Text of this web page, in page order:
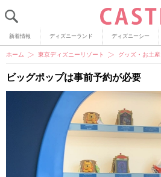
新着情報 ディズニーランド ディズニーシー
ホーム 東京ディズニーリゾート グッズ・お土産
ビッグポップは事前予約が必要